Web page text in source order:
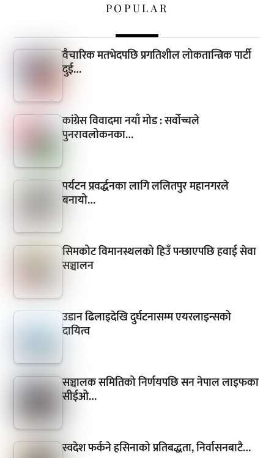
POPULAR
वैचारिक मतभेदपछि प्रगतिशील लोकतान्त्रिक पार्टी
दुई…
कांग्रेस विवादमा नयाँ मोड : सर्वोच्चले
पुनरावलोकनका…
पर्यटन प्रवर्द्धनका लागि ललितपुर महानगरले
बनायो…
सिमकोट विमानस्थलको हिउँ पन्छाएपछि हवाई सेवा
सञ्चालन
उडान ढिलाइदेखि दुर्घटनासम्म एयरलाइन्सको
दायित्व
सञ्चालक समितिको निर्णयपछि सन नेपाल लाइफका
सीईओ…
स्वदेश फर्कने हसिनाको प्रतिबद्धता, निर्वासनबाटै…